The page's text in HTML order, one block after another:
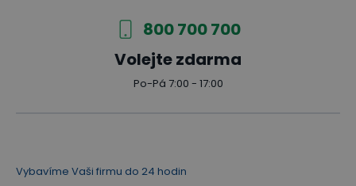
800 700 700
Volejte zdarma
Po-Pá 7:00 - 17:00
Vybavíme Vaši firmu do 24 hodin